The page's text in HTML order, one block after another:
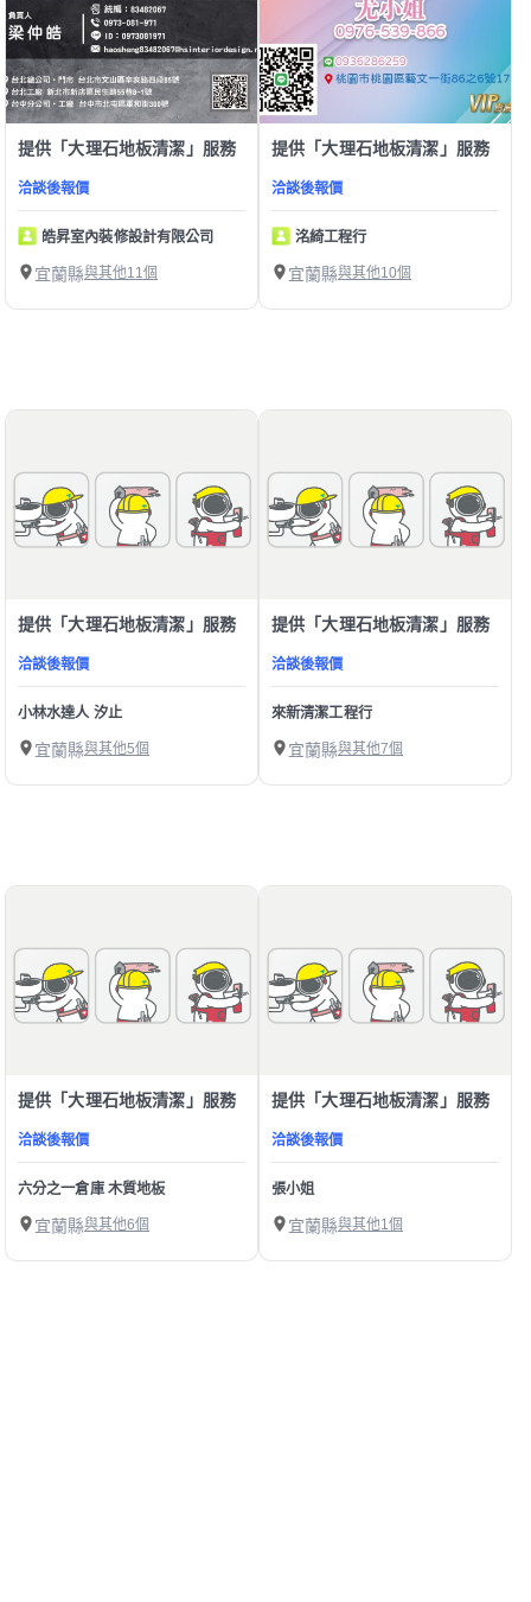
提供「大理石地板清潔」服務
洽談後報價
皓昇室內裝修設計有限公司
宜蘭縣與其他11個
提供「大理石地板清潔」服務
洽談後報價
洺綺工程行
宜蘭縣與其他10個
提供「大理石地板清潔」服務
洽談後報價
小林水達人 汐止
宜蘭縣與其他5個
提供「大理石地板清潔」服務
洽談後報價
來新清潔工程行
宜蘭縣與其他7個
提供「大理石地板清潔」服務
洽談後報價
六分之一倉庫 木質地板
宜蘭縣與其他6個
提供「大理石地板清潔」服務
洽談後報價
張小姐
宜蘭縣與其他1個